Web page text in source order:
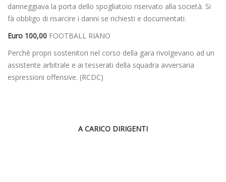
danneggiava la porta dello spogliatoio riservato alla società. Si
fà obbligo di risarcire i danni se richiesti e documentati.
Euro 100,00 FOOTBALL RIANO
Perchè propri sostenitori nel corso della gara rivolgevano ad un
assistente arbitrale e ai tesserati della squadra avversaria
espressioni offensive. (RCDC)
A CARICO DIRIGENTI